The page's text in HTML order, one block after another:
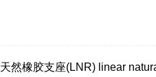
天然橡胶支座(LNR) linear